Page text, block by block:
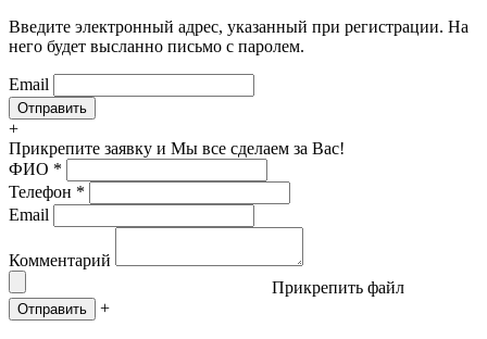
Введите электронный адрес, указанный при регистрации. На
него будет высланно письмо с паролем.
Email
+
Прикрепите заявку и Мы все сделаем за Вас!
ФИО *
Телефон *
Email
Комментарий
Прикрепить файл
Отправить +